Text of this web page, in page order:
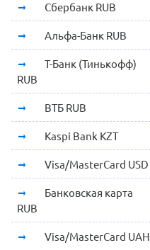
Сбербанк RUB
Альфа-Банк RUB
Т-Банк (Тинькофф)
RUB
ВТБ RUB
Kaspi Bank KZT
Visa/MasterCard USD
Банковская карта
RUB
Visa/MasterCard UAH